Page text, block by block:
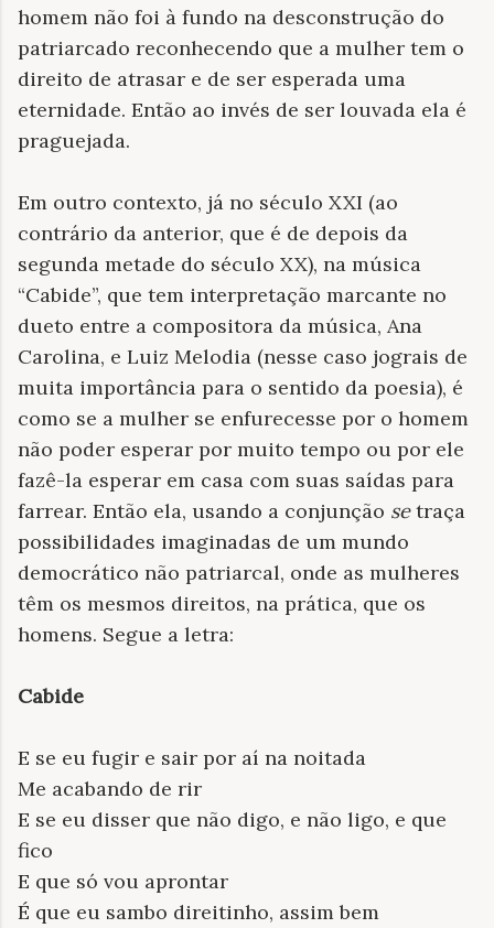
homem não foi à fundo na desconstrução do
patriarcado reconhecendo que a mulher tem o
direito de atrasar e de ser esperada uma
eternidade. Então ao invés de ser louvada ela é
praguejada.
Em outro contexto, já no século XXI (ao
contrário da anterior, que é de depois da
segunda metade do século XX), na música
“Cabide”, que tem interpretação marcante no
dueto entre a compositora da música, Ana
Carolina, e Luiz Melodia (nesse caso jograis de
muita importância para o sentido da poesia), é
como se a mulher se enfurecesse por o homem
não poder esperar por muito tempo ou por ele
fazê-la esperar em casa com suas saídas para
farrear. Então ela, usando a conjunção setraça
possibilidades imaginadas de um mundo
democrático não patriarcal, onde as mulheres
têm os mesmos direitos, na prática, que os
homens. Segue a letra:
Cabide
E se eu fugir e sair por aí na noitada
Me acabando de rir
E se eu disser que não digo, e não ligo, e que
fico
E que só vou aprontar
É que eu sambo direitinho, assim bem